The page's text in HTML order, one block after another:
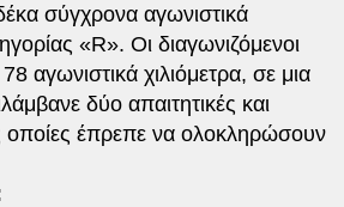
σύγχρονα αγωνιστικά
«R». Οι διαγωνιζόμενοι
αγωνιστικά χιλιόμετρα, σε μια
δύο απαιτητικές και
οποίες έπρεπε να ολοκληρώσουν